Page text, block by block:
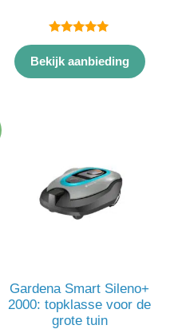
5.00
van 5
Bekijk aanbieding
Gardena Smart Sileno+
2000: topklasse voor de
grote tuin